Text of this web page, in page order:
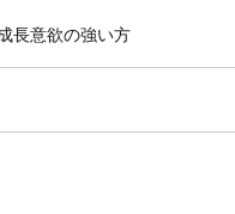
長意欲の強い方